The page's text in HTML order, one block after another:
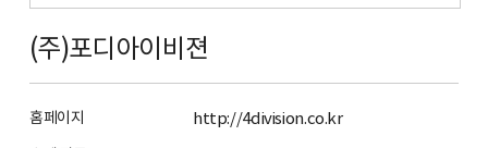
(주)포디아이비젼
홈페이지 http://4division.co.kr